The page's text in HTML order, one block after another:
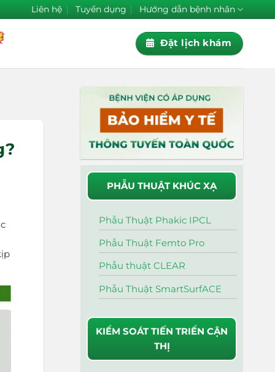
Liên hệ Tuyển dụng Hướng dẫn bệnh nhân
Đặt lịch khám
PHẪU THUẬT KHÚC XẠ
Phẫu Thuật Phakic IPCL
Phẫu Thuật Femto Pro
Phẫu thuật CLEAR
Phẫu Thuật SmartSurfACE
KIỂM SOÁT TIẾN TRIỂN CẬN
THỊ